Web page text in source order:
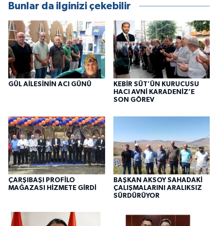
Bunlar da ilginizi çekebilir
GÜL AİLESİNİN ACI GÜNÜ
KEBİR SÜT’ÜN KURUCUSU
HACI AVNİ KARADENİZ’E
SON GÖREV
ÇARŞIBAŞI PROFİLO
MAĞAZASI HİZMETE GİRDİ
BAŞKAN AKSOY SAHADAKİ
ÇALIŞMALARINI ARALIKSIZ
SÜRDÜRÜYOR